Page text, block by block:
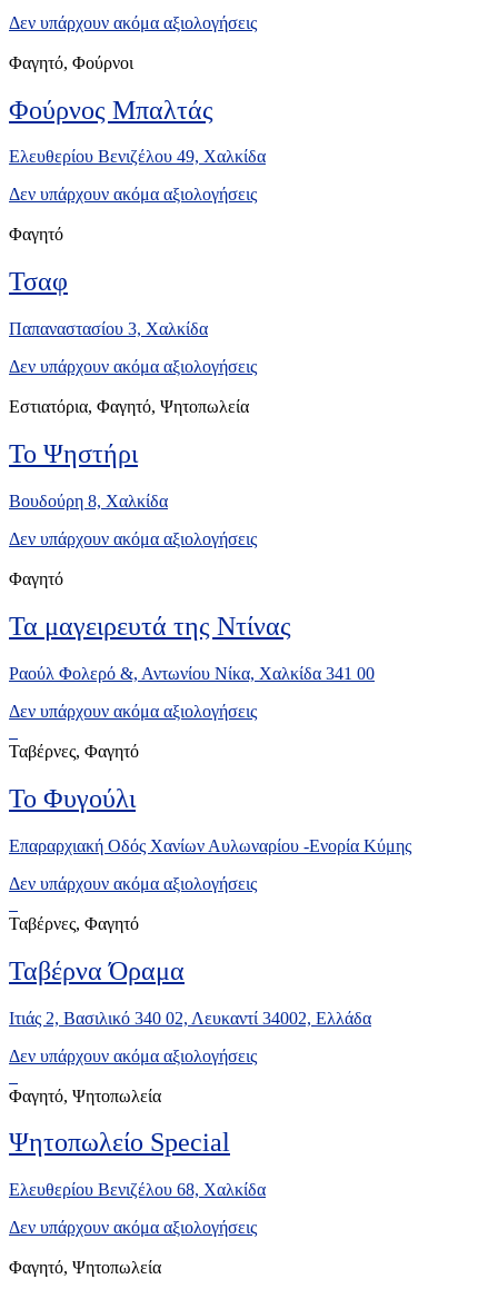
Δεν υπάρχουν ακόμα αξιολογήσεις
Φαγητό, Φούρνοι
Φούρνος Μπαλτάς
Ελευθερίου Βενιζέλου 49, Xαλκίδα
Δεν υπάρχουν ακόμα αξιολογήσεις
Φαγητό
Τσαφ
Παπαναστασίου 3, Χαλκίδα
Δεν υπάρχουν ακόμα αξιολογήσεις
Εστιατόρια, Φαγητό, Ψητοπωλεία
Το Ψηστήρι
Βουδούρη 8, Χαλκίδα
Δεν υπάρχουν ακόμα αξιολογήσεις
Φαγητό
Τα μαγειρευτά της Ντίνας
Ραούλ Φολερό &, Αντωνίου Νίκα, Χαλκίδα 341 00
Δεν υπάρχουν ακόμα αξιολογήσεις
Ταβέρνες, Φαγητό
Το Φυγούλι
Επαραρχιακή Οδός Χανίων Αυλωναρίου -Ενορία Κύμης
Δεν υπάρχουν ακόμα αξιολογήσεις
Ταβέρνες, Φαγητό
Ταβέρνα Όραμα
Ιτιάς 2, Βασιλικό 340 02, Λευκαντί 34002, Ελλάδα
Δεν υπάρχουν ακόμα αξιολογήσεις
Φαγητό, Ψητοπωλεία
Ψητοπωλείο Special
Ελευθερίου Βενιζέλου 68, Xαλκίδα
Δεν υπάρχουν ακόμα αξιολογήσεις
Φαγητό, Ψητοπωλεία